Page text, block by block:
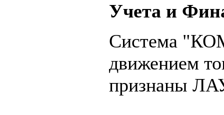
Учета и
Система
движением
признаны